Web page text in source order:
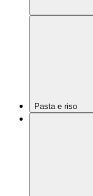
Pasta e riso